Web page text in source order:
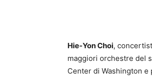
Hie-Yon Choi,
maggiori orchestre del
Center di Washington